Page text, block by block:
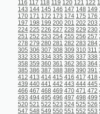
279 280 281 282 283 284 285 286
306 307 308 309 310 311 312 313
333 334 335 336 337 338 339 340
359 360 361 362 363 364 365 366
386 387 388 389 390 391 392 393
413 414 415 416 417 418 419 420
440 441 442 443 444 445 446 447
467 468 469 470 471 472 473 474
494 495 496 497 498 499 500 501
521 522 523 524 525 526 527 528
548 549 550 551 552 553 554 555
577 578 579 580 581 582 583 584
604 605 606 607 608 609 610 611
631 632 633 634 635 636 637 638
658 659 660 661 662 663 664 665
685 686 687 688 689 690 691 692
712